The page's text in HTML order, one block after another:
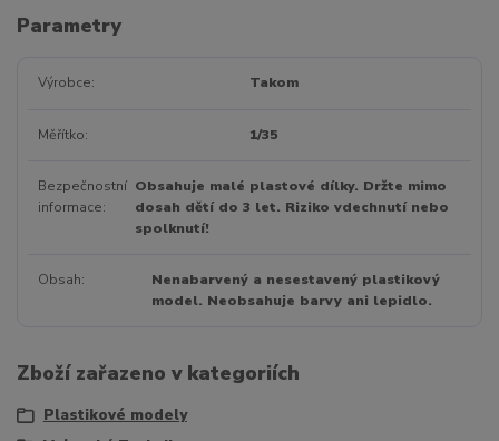
Parametry
Výrobce Takom
Měřítko 1/35
Bezpečnostní
informace
Obsahuje malé plastové dílky. Držte mimo
dosah dětí do 3 let. Riziko vdechnutí nebo
spolknutí!
Obsah
Nenabarvený a nesestavený plastikový
model. Neobsahuje barvy ani lepidlo.
Zboží zařazeno v kategoriích
Plastikové modely